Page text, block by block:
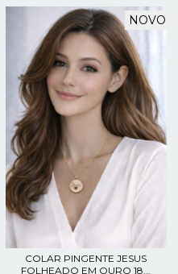
NOVO
COLAR PINGENTE JESUS
FOLHEADO EM OURO 18...